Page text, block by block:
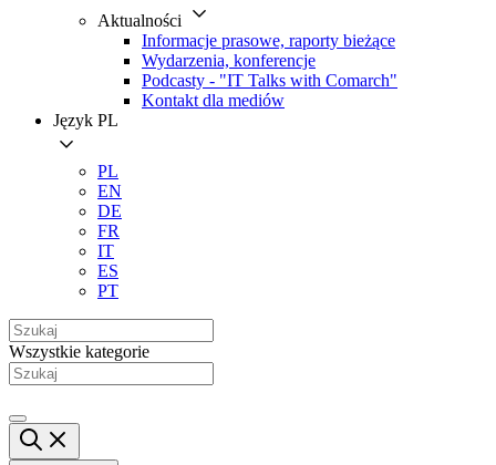
Aktualności
Informacje prasowe, raporty bieżące
Wydarzenia, konferencje
Podcasty - "IT Talks with Comarch"
Kontakt dla mediów
Język PL
PL
EN
DE
FR
IT
ES
PT
Wszystkie kategorie